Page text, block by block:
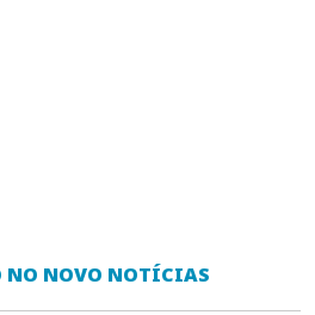
NO NOVO NOTÍCIAS